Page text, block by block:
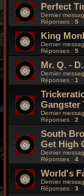
Perfect
Dernier
Réponses : 5
King
Dernier
Réponses : 5
Mr. Q. -
Dernier
Réponses : 1
Gangster
Dernier
Réponses : 2
South
Get High
Dernier
Réponses : 4
World's
Dernier
Réponses : 3